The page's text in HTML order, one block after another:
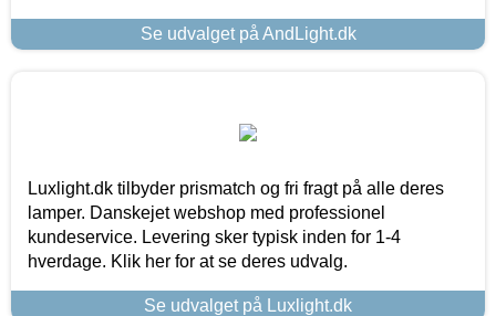
Se udvalget på AndLight.dk
Luxlight.dk tilbyder prismatch og fri fragt på alle deres
lamper. Danskejet webshop med professionel
kundeservice. Levering sker typisk inden for 1-4
hverdage. Klik her for at se deres udvalg.
Se udvalget på Luxlight.dk